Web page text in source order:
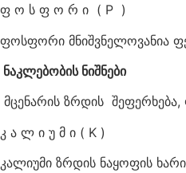
ფ ო ს ფ ო რ ი ( P )
ფოსფორი მნიშვნელოვანია
ნაკლებობის ნიშნები
მცენარის ზრდის
კ ა ლ ი უ მ ი ( K )
კალიუმი ზრდის ნაყოფის